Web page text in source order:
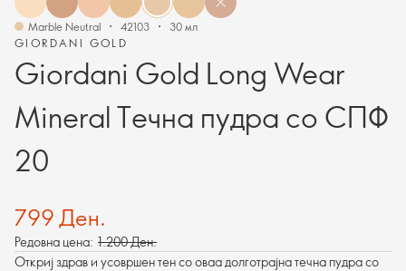
GIORDANI GOLD
Giordani Gold Long Wear
Mineral Течна пудра со СПФ
20
Marble Neutral 42103 30 мл
799 Ден.
Редовна цена: 1.200 Ден.
Откриј здрав и усовршен тен со оваа долготрајна течна пудра со